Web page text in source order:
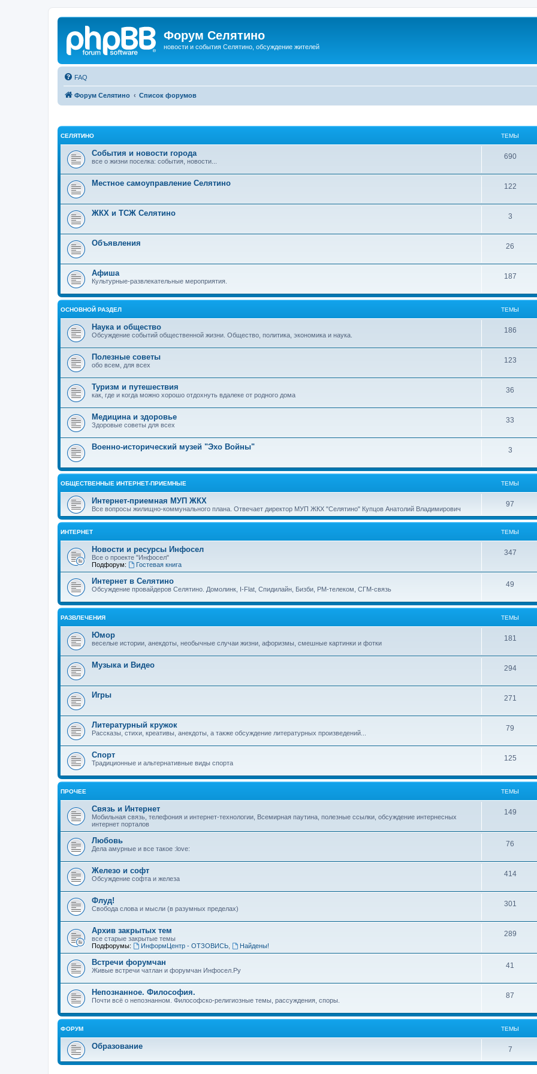
Форум Селятино
новости и события Селятино, обсуждение жителей
FAQ
Форум Селятино Список форумов
СЕЛЯТИНО ТЕМЫ
События и новости города
все о жизни поселка: события, новости...
690
Местное самоуправление Селятино 122
ЖКХ и ТСЖ Селятино 3
Объявления 26
Афиша
Культурные-развлекательные мероприятия.
187
ОСНОВНОЙ РАЗДЕЛ ТЕМЫ
Наука и общество
Обсуждение событий общественной жизни. Общество, политика, экономика и наука.
186
Полезные советы
обо всем, для всех
123
Туризм и путешествия
как, где и когда можно хорошо отдохнуть вдалеке от родного дома
36
Медицина и здоровье
Здоровые советы для всех
33
Военно-исторический музей "Эхо Войны" 3
ОБЩЕСТВЕННЫЕ ИНТЕРНЕТ-ПРИЕМНЫЕ ТЕМЫ
Интернет-приемная МУП ЖКХ
Все вопросы жилищно-коммунального плана. Отвечает директор МУП ЖКХ "Селятино" Купцов Анатолий Владимирович
97
ИНТЕРНЕТ ТЕМЫ
Новости и ресурсы Инфосел
Все о проекте "Инфосел"
Подфорум:
Гостевая книга
347
Интернет в Селятино
Обсуждение провайдеров Селятино. Домолинк, I-Flat, Спидилайн, Бизби, РМ-телеком, СГМ-связь
49
РАЗВЛЕЧЕНИЯ ТЕМЫ
Юмор
веселые истории, анекдоты, необычные случаи жизни, афоризмы, смешные картинки и фотки
181
Музыка и Видео 294
Игры 271
Литературный кружок
Рассказы, стихи, креативы, анекдоты, а также обсуждение литературных произведений...
79
Спорт
Традиционные и альтернативные виды спорта
125
ПРОЧЕЕ ТЕМЫ
Связь и Интернет
Мобильная связь, телефония и интернет-технологии, Всемирная паутина, полезные ссылки, обсуждение интернесных
интернет порталов
149
Любовь
Дела амурные и все такое :love:
76
Железо и софт
Обсуждение софта и железа
414
Флуд!
Свобода слова и мысли (в разумных пределах)
301
Архив закрытых тем
все старые закрытые темы
Подфорумы:
ИнформЦентр - ОТЗОВИСЬ, Найдены!
289
Встречи форумчан
Живые встречи чатлан и форумчан Инфосел.Ру
41
Непознанное. Философия.
Почти всё о непознанном. Философско-религиозные темы, рассуждения, споры.
87
ФОРУМ ТЕМЫ
Образование 7